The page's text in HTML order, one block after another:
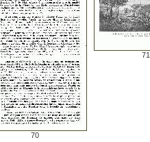
70
71